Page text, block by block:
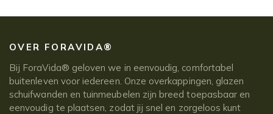
OVER FORAVIDA®
Bij ForaVida® geloven we in eenvoudig, comfortabel
buitenleven voor iedereen. Onze overkappingen, glazen
schuifwanden en tuinmeubelen zijn breed toepasbaar en
eenvoudig te plaatsen, zodat jij snel en zorgeloos kunt